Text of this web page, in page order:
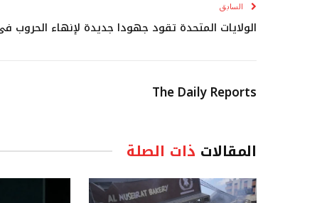
السابق
الولايات المتحدة تقود جهودا جديدة لإنهاء
The Daily Reports
المقالات ذات الصلة